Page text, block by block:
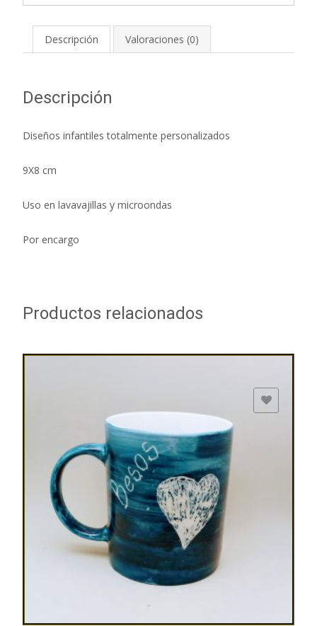
Descripción Valoraciones (0)
Descripción
Diseños infantiles totalmente personalizados
9X8 cm
Uso en lavavajillas y microondas
Por encargo
Productos relacionados